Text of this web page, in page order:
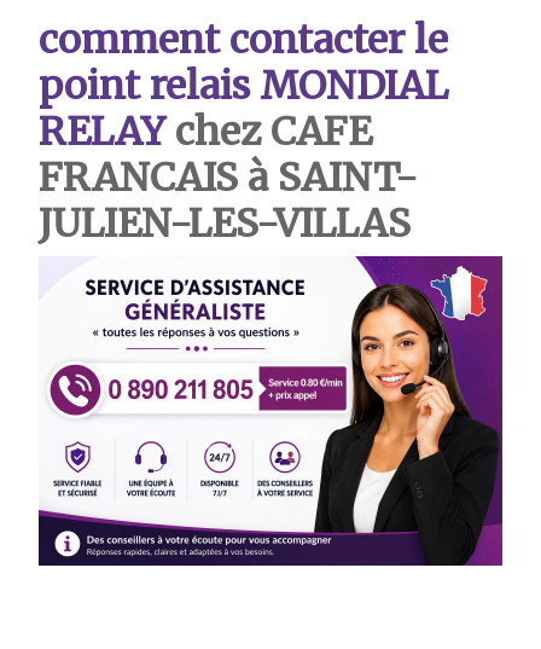
comment contacter le
point relais MONDIAL
RELAYchez CAFE
FRANCAIS à SAINT-
JULIEN-LES-VILLAS